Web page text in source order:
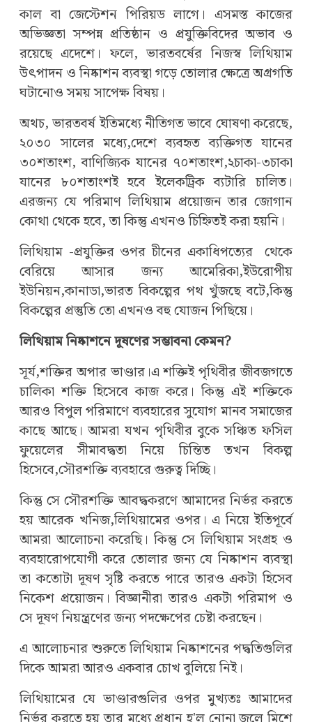
কাল বা জেস্টেশন পিরিয়ড লাগে। এসমস্ত কাজের
অভিজ্ঞতা সম্পন্ন প্রতিষ্ঠান ও প্রযুক্তিবিদের অভাব ও
রয়েছে এদেশে। ফলে, ভারতবর্ষের নিজস্ব লিথিয়াম
উৎপাদন ও নিষ্কাশন ব্যবস্থা গড়ে তোলার ক্ষেত্রে অগ্রগতি
ঘটানোও সময় সাপেক্ষ বিষয়।
অথচ, ভারতবর্ষ ইতিমধ্যে নীতিগত ভাবে ঘোষণা করেছে,
২০৩০ সালের মধ্যে,দেশে ব্যবহৃত ব্যক্তিগত যানের
৩০শতাংশ, বাণিজ্যিক যানের ৭০শতাংশ,২চাকা-৩চাকা
যানের ৮০শতাংশই হবে ইলেকট্রিক ব্যটারি চালিত।
এরজন্য যে পরিমাণ লিথিয়াম প্রয়োজন তার জোগান
কোথা থেকে হবে, তা কিন্তু এখনও চিহ্নিতই করা হয়নি।
লিথিয়াম -প্রযুক্তির ওপর চীনের একাধিপত্যের থেকে
বেরিয়ে আসার জন্য আমেরিকা,ইউরোপীয়
ইউনিয়ন,কানাডা,ভারত বিকল্পের পথ খুঁজছে বটে,কিন্তু
বিকল্পের প্রস্তুতি তো এখনও বহু যোজন পিছিয়ে।
লিথিয়াম নিষ্কাশনে দূষণের সম্ভাবনা কেমন?
সূর্য,শক্তির অপার ভাণ্ডার।এ শক্তিই পৃথিবীর জীবজগতে
চালিকা শক্তি হিসেবে কাজ করে। কিন্তু এই শক্তিকে
আরও বিপুল পরিমাণে ব্যবহারের সুযোগ মানব সমাজের
কাছে আছে। আমরা যখন পৃথিবীর বুকে সঞ্চিত ফসিল
ফুয়েলের সীমাবদ্ধতা নিয়ে চিন্তিত তখন বিকল্প
হিসেবে,সৌরশক্তি ব্যবহারে গুরুত্ব দিচ্ছি।
কিন্তু সে সৌরশক্তি আবদ্ধকরণে আমাদের নির্ভর করতে
হয় আরেক খনিজ,লিথিয়ামের ওপর। এ নিয়ে ইতিপূর্বে
আমরা আলোচনা করেছি। কিন্তু সে লিথিয়াম সংগ্রহ ও
ব্যবহারোপযোগী করে তোলার জন্য যে নিষ্কাশন ব্যবস্থা
তা কতোটা দূষণ সৃষ্টি করতে পারে তারও একটা হিসেব
নিকেশ প্রয়োজন। বিজ্ঞানীরা তারও একটা পরিমাপ ও
সে দূষণ নিয়ন্ত্রণের জন্য পদক্ষেপের চেষ্টা করছেন।
এ আলোচনার শুরুতে লিথিয়াম নিষ্কাশনের পদ্ধতিগুলির
দিকে আমরা আরও একবার চোখ বুলিয়ে নিই।
লিথিয়ামের যে ভাণ্ডারগুলির ওপর মুখ্যতঃ আমাদের